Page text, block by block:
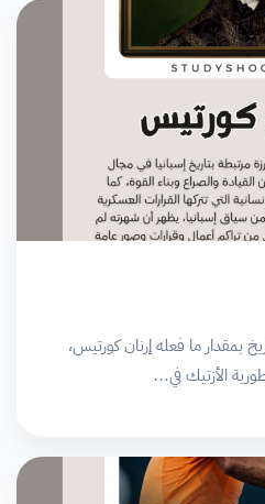
بمقدار ما فعله إرنان كورتيس،
الأزتيك في…